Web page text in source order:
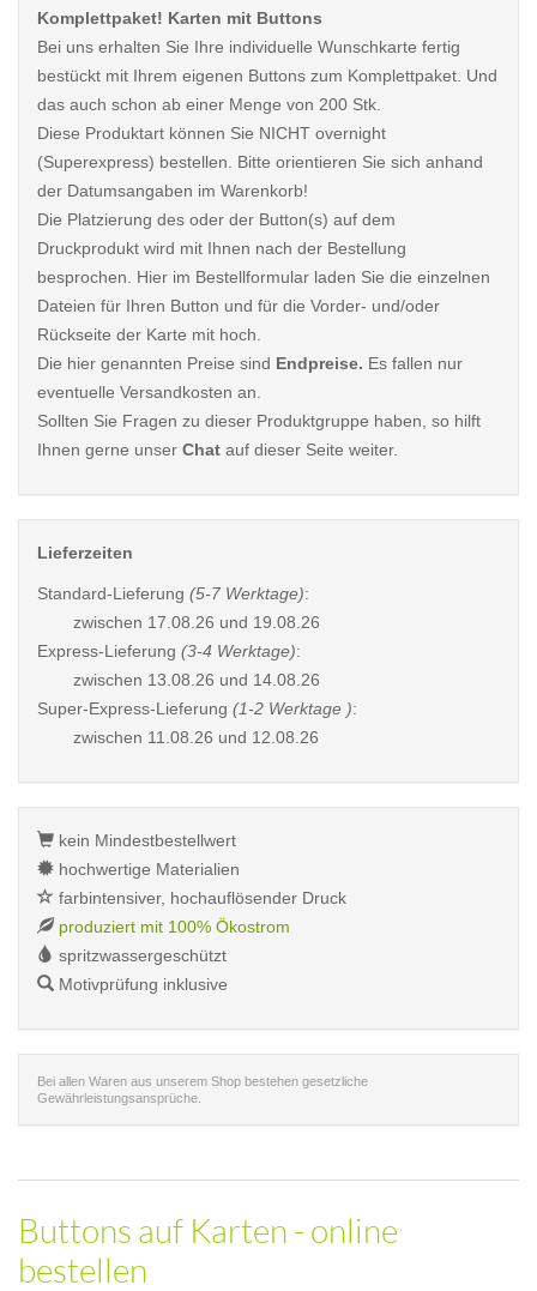
Komplettpaket! Karten mit Buttons
Bei uns erhalten Sie Ihre individuelle Wunschkarte fertig
bestückt mit Ihrem eigenen Buttons zum Komplettpaket. Und
das auch schon ab einer Menge von 200 Stk.
Diese Produktart können Sie NICHT overnight
(Superexpress) bestellen. Bitte orientieren Sie sich anhand
der Datumsangaben im Warenkorb!
Die Platzierung des oder der Button(s) auf dem
Druckprodukt wird mit Ihnen nach der Bestellung
besprochen. Hier im Bestellformular laden Sie die einzelnen
Dateien für Ihren Button und für die Vorder- und/oder
Rückseite der Karte mit hoch.
Die hier genannten Preise sind Endpreise. Es fallen nur
eventuelle Versandkosten an.
Sollten Sie Fragen zu dieser Produktgruppe haben, so hilft
Ihnen gerne unser Chat auf dieser Seite weiter.
Lieferzeiten
Standard-Lieferung (5-7 Werktage):
zwischen 17.08.26 und 19.08.26
Express-Lieferung (3-4 Werktage):
zwischen 13.08.26 und 14.08.26
Super-Express-Lieferung (1-2 Werktage ):
zwischen 11.08.26 und 12.08.26
kein Mindestbestellwert
hochwertige Materialien
farbintensiver, hochauflösender Druck
produziert mit 100% Ökostrom
spritzwassergeschützt
Motivprüfung inklusive
Bei allen Waren aus unserem Shop bestehen gesetzliche
Gewährleistungsansprüche.
Buttons auf Karten - online
bestellen